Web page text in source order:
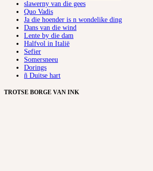
slawerny van die gees
Quo Vadis
Ja die hoender is n wondelike ding
Dans van die wind
Lente by die dam
Halfvol in Italië
Sefier
Somersneeu
Dorings
ñ Duitse hart
TROTSE BORGE VAN INK